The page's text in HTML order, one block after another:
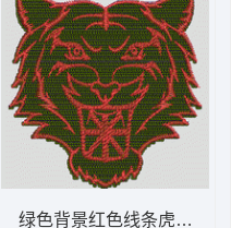
绿色背景红色线条虎头图案